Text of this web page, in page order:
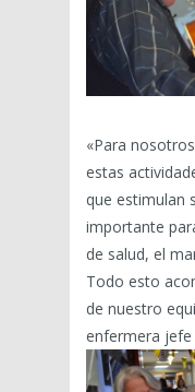
«Para
estas
que estimulan
importante
de salud, el
Todo esto
de nuestro
enfermera jefe